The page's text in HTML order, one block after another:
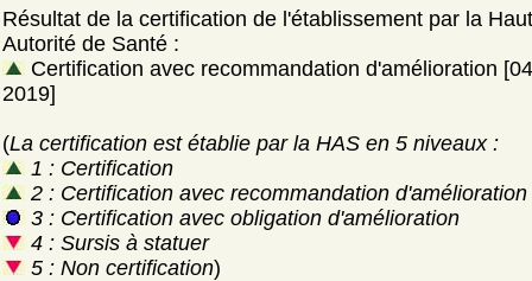
Résultat de la certification de l'établissement par la
Autorité de Santé :
Certification avec recommandation d'amélioration
2019]
(La certification est établie par la HAS en 5 niveaux :
1 : Certification
2 : Certification avec recommandation d'amélioration
3 : Certification avec obligation d'amélioration
4 : Sursis à statuer
5 : Non certification)